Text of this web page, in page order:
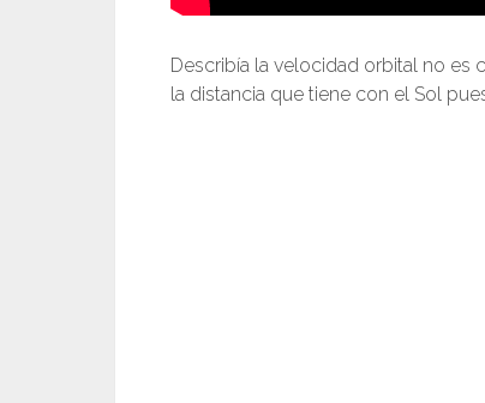
Describía la velocidad orbital no es
la distancia que tiene con el Sol